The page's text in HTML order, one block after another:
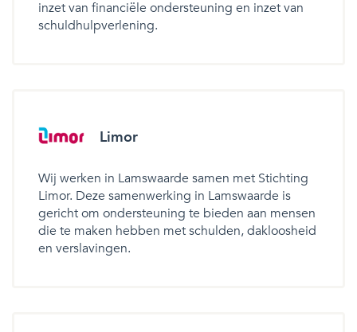
inzet van financiële ondersteuning en inzet van
schuldhulpverlening.
Limor
Wij werken in Lamswaarde samen met Stichting
Limor. Deze samenwerking in Lamswaarde is
gericht om ondersteuning te bieden aan mensen
die te maken hebben met schulden, dakloosheid
en verslavingen.